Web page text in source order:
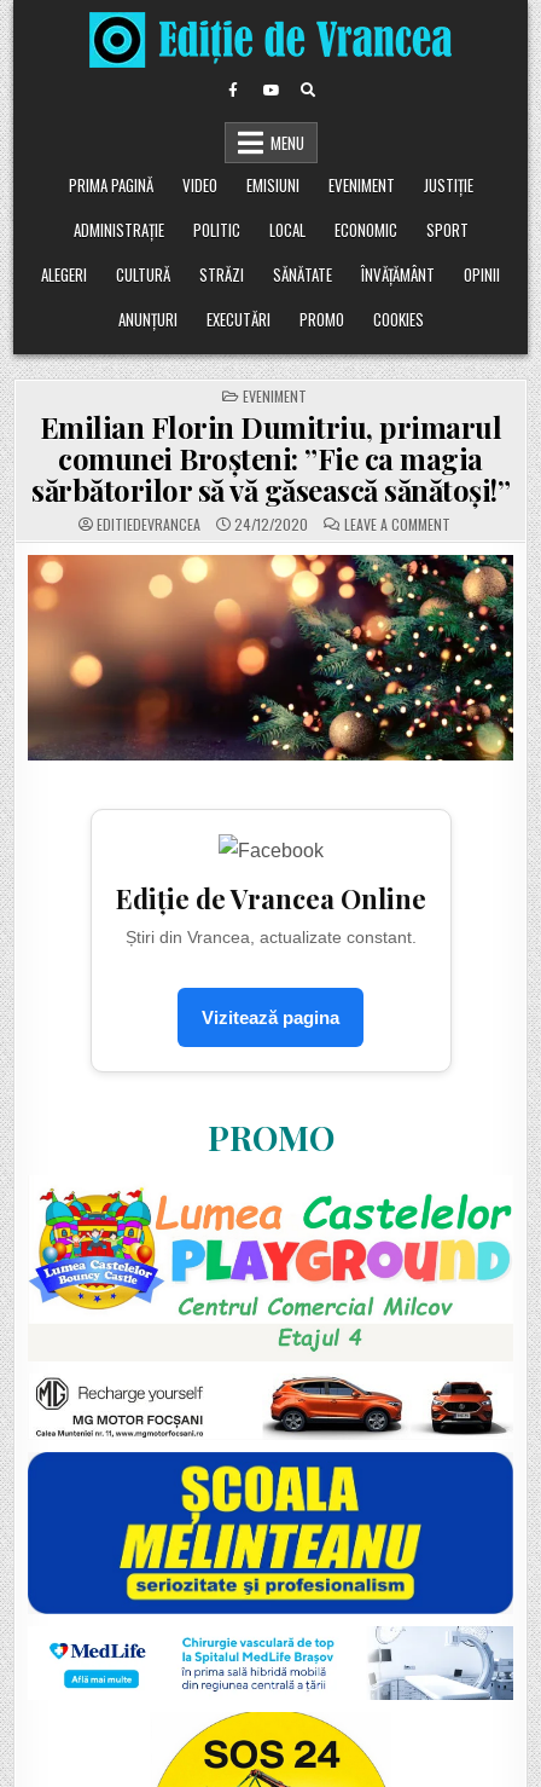
Skip
to
content
MENU
PRIMA PAGINĂ
VIDEO EMISIUNI EVENIMENT
JUSTIȚIE
ADMINISTRAȚIE
POLITIC LOCAL ECONOMIC
SPORT
ALEGERI
CULTURĂ STRĂZI SĂNĂTATE ÎNVĂȚĂMÂNT
OPINII
ANUNȚURI
EXECUTĂRI PROMO COOKIES
POSTED
IN
EVENIMENT
Emilian Florin Dumitriu, primarul
comunei Broșteni: ”Fie ca magia
sărbătorilor să vă găsească sănătoși!”
EDITIEDEVRANCEA 24/12/2020 LEAVE A COMMENT
EMILIAN
FLORIN
DUMITRIU,
PRIMARUL
COMUNEI
BROȘTENI:
”FIE
CA
MAGIA
SĂRBĂTORILOR
SĂ
VĂ
GĂSEASCĂ
SĂNĂTOȘI!”
Ediție de Vrancea Online
Știri din Vrancea, actualizate constant.
Vizitează pagina
PROMO